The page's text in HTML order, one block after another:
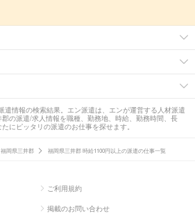
情報の検索結果。エン派遣は、エンが運営する人材派遣
の派遣/求人情報を職種、勤務地、時給、勤務時間、長
にピッタリの派遣のお仕事を探せます。
福岡県三井郡 福岡県三井郡 時給1100円以上の派遣の仕事一覧
ご利用規約
掲載のお問い合わせ